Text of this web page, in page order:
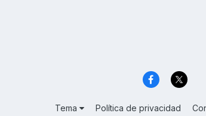
Tema Política de privacidad